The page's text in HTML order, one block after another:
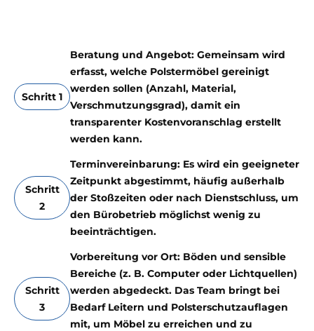
Schritt 1
Beratung und Angebot: Gemeinsam wird
erfasst, welche Polstermöbel gereinigt
werden sollen (Anzahl, Material,
Verschmutzungsgrad), damit ein
transparenter Kostenvoranschlag erstellt
werden kann.
Schritt
2
Terminvereinbarung: Es wird ein geeigneter
Zeitpunkt abgestimmt, häufig außerhalb
der Stoßzeiten oder nach Dienstschluss, um
den Bürobetrieb möglichst wenig zu
beeinträchtigen.
Schritt
3
Vorbereitung vor Ort: Böden und sensible
Bereiche (z. B. Computer oder Lichtquellen)
werden abgedeckt. Das Team bringt bei
Bedarf Leitern und Polsterschutzauflagen
mit, um Möbel zu erreichen und zu